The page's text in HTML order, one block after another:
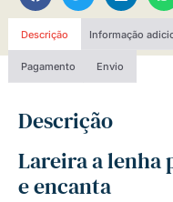
Descrição Informação
Pagamento Envio
Descrição
Lareira a lenha
e encanta